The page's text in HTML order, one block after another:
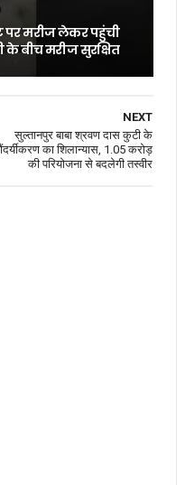
मरीज लेकर पहुंची
बीच मरीज सुरक्षित
NEXT
सुल्तानपुर बाबा श्रवण दास कुटी के
का शिलान्यास, 1.05 करोड़
की परियोजना से बदलेगी तस्वीर